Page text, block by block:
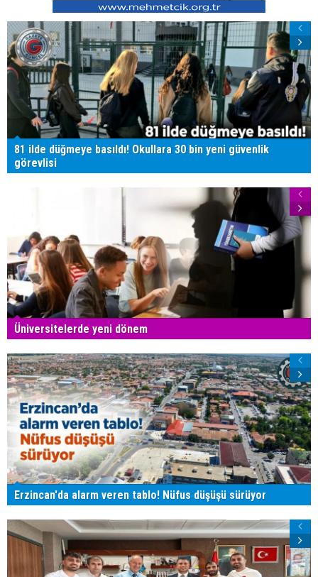
81 ilde düğmeye basıldı! Okullara 30 bin yeni güvenlik
görevlisi
Üniversitelerde yeni dönem
Erzincan'da alarm veren tablo! Nüfus düşüşü sürüyor